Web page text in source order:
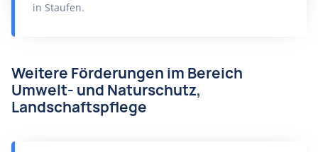
in Staufen.
Weitere Förderungen im Bereich
Umwelt- und Naturschutz,
Landschaftspflege